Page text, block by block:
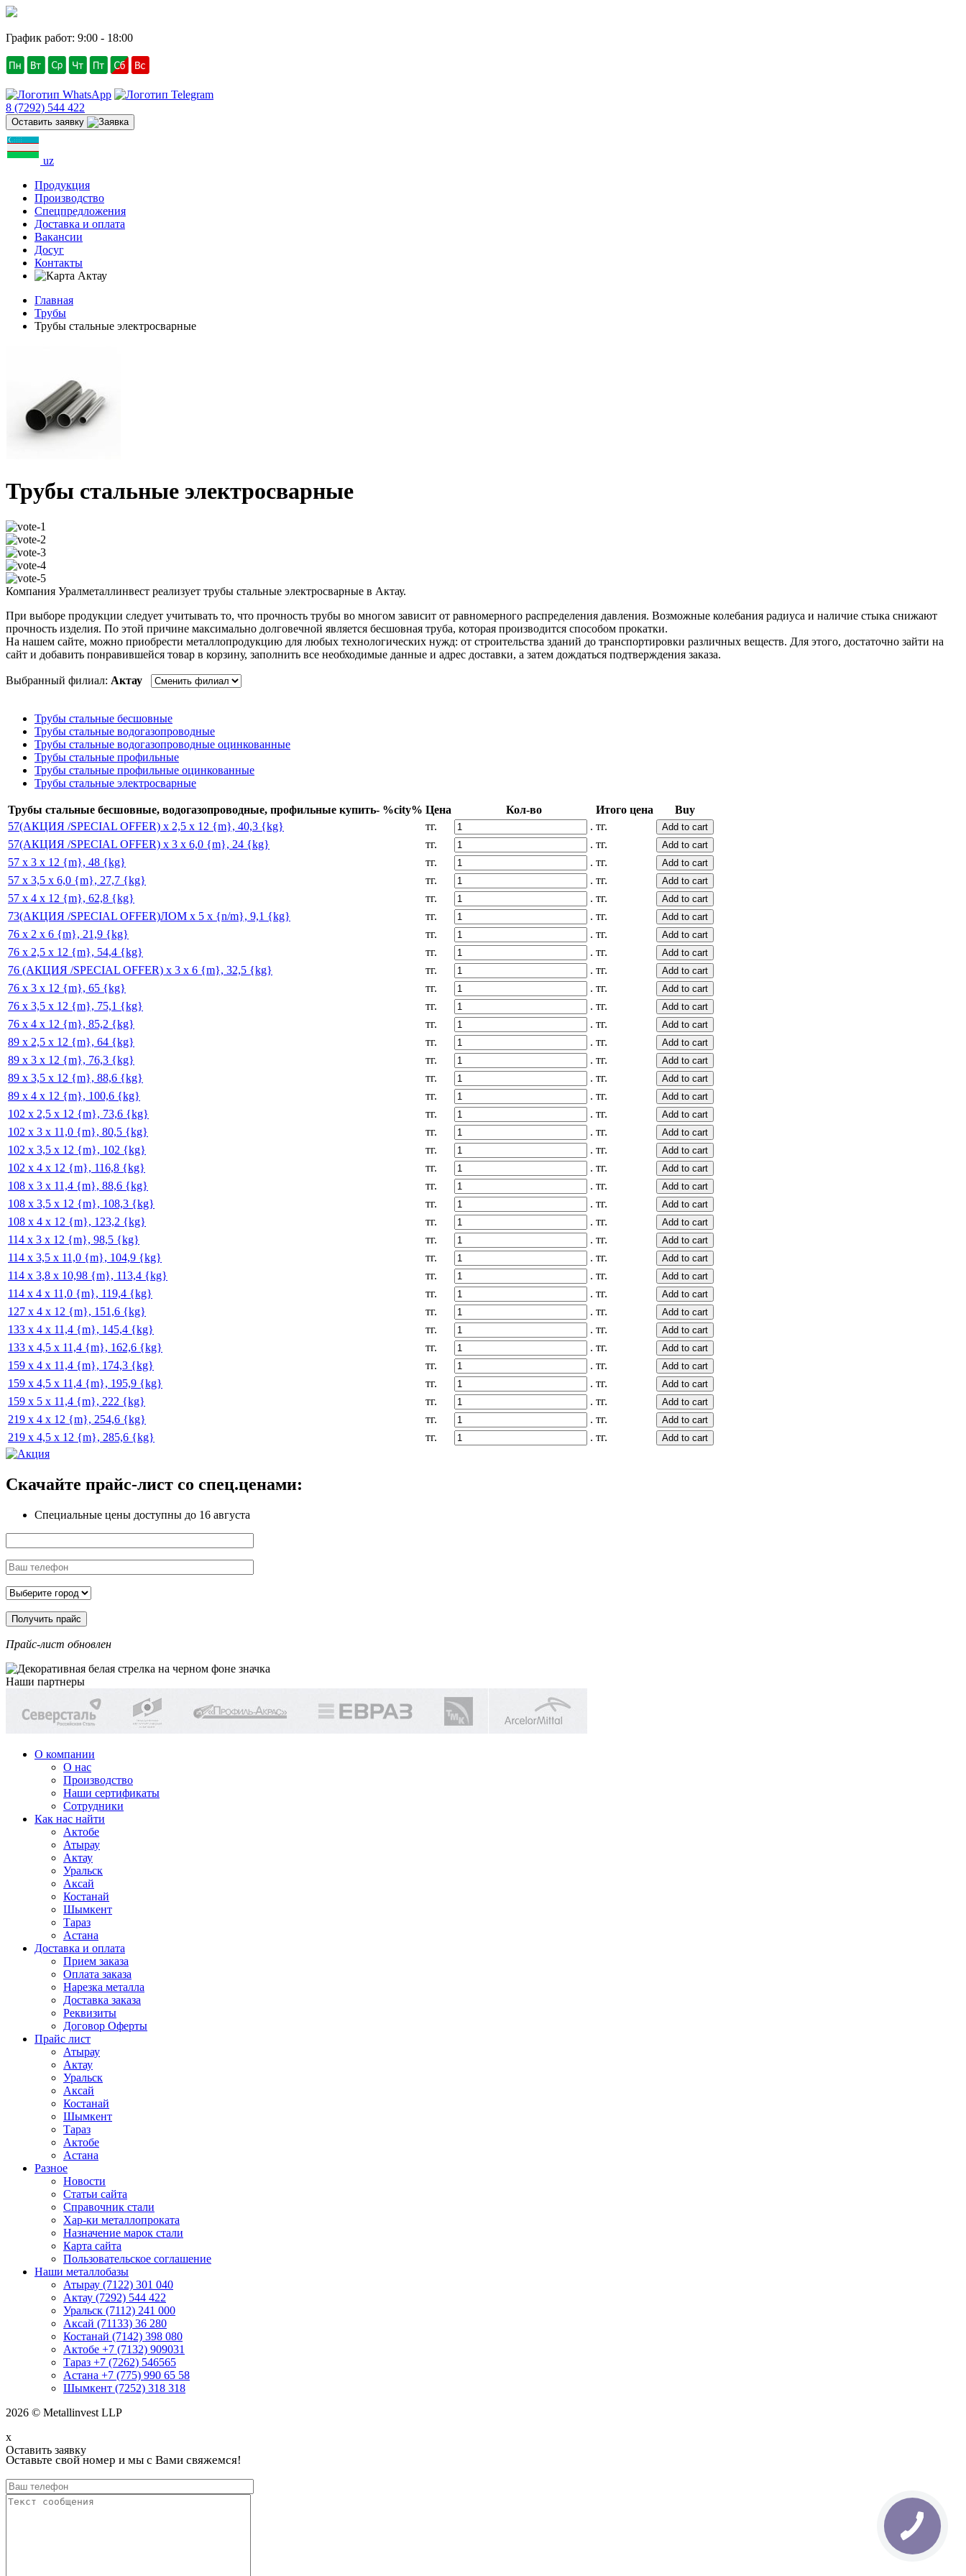
График работ: 9:00 - 18:00
8 (7292) 544 422
Оставить заявку
uz
Продукция
Производство
Спецпредложения
Доставка и оплата
Вакансии
Досуг
Контакты
Актау
Главная
Трубы
Трубы стальные электросварные
Трубы стальные электросварные
Компания Уралметаллинвест реализует трубы стальные электросварные в Актау.
При выборе продукции следует учитывать то, что прочность трубы во многом зависит от равномерного распределения давления. Возможные колебания радиуса и наличие стыка снижают
прочность изделия. По этой причине максимально долговечной является бесшовная труба, которая производится способом прокатки.
На нашем сайте, можно приобрести металлопродукцию для любых технологических нужд: от строительства зданий до транспортировки различных веществ. Для этого, достаточно зайти на
сайт и добавить понравившейся товар в корзину, заполнить все необходимые данные и адрес доставки, а затем дождаться подтверждения заказа.
Выбранный филиал: Актау
Трубы стальные бесшовные
Трубы стальные водогазопроводные
Трубы стальные водогазопроводные оцинкованные
Трубы стальные профильные
Трубы стальные профильные оцинкованные
Трубы стальные электросварные
Трубы стальные бесшовные, водогазопроводные, профильные купить- %city% Цена Кол-во Итого цена
Buy
57(АКЦИЯ /SPECIAL OFFER) x 2,5 x 12 {m}, 40,3 {kg}
тг. . тг. Add to cart
57(АКЦИЯ /SPECIAL OFFER) x 3 x 6,0 {m}, 24 {kg} тг. . тг. Add to cart
57 x 3 x 12 {m}, 48 {kg} тг. . тг. Add to cart
57 x 3,5 x 6,0 {m}, 27,7 {kg} тг. . тг. Add to cart
57 x 4 x 12 {m}, 62,8 {kg} тг. . тг. Add to cart
73(АКЦИЯ /SPECIAL OFFER)ЛОМ x 5 x {n/m}, 9,1 {kg} тг. . тг. Add to cart
76 x 2 x 6 {m}, 21,9 {kg} тг. . тг. Add to cart
76 x 2,5 x 12 {m}, 54,4 {kg} тг. . тг. Add to cart
76 (АКЦИЯ /SPECIAL OFFER) x 3 x 6 {m}, 32,5 {kg} тг. . тг. Add to cart
76 x 3 x 12 {m}, 65 {kg} тг. . тг. Add to cart
76 x 3,5 x 12 {m}, 75,1 {kg} тг. . тг. Add to cart
76 x 4 x 12 {m}, 85,2 {kg} тг. . тг. Add to cart
89 x 2,5 x 12 {m}, 64 {kg} тг. . тг. Add to cart
89 x 3 x 12 {m}, 76,3 {kg} тг. . тг. Add to cart
89 x 3,5 x 12 {m}, 88,6 {kg} тг. . тг. Add to cart
89 x 4 x 12 {m}, 100,6 {kg} тг. . тг. Add to cart
102 x 2,5 x 12 {m}, 73,6 {kg} тг. . тг. Add to cart
102 x 3 x 11,0 {m}, 80,5 {kg} тг. . тг. Add to cart
102 x 3,5 x 12 {m}, 102 {kg} тг. . тг. Add to cart
102 x 4 x 12 {m}, 116,8 {kg} тг. . тг. Add to cart
108 x 3 x 11,4 {m}, 88,6 {kg} тг. . тг. Add to cart
108 x 3,5 x 12 {m}, 108,3 {kg} тг. . тг. Add to cart
108 x 4 x 12 {m}, 123,2 {kg} тг. . тг. Add to cart
114 x 3 x 12 {m}, 98,5 {kg} тг. . тг. Add to cart
114 x 3,5 x 11,0 {m}, 104,9 {kg} тг. . тг. Add to cart
114 x 3,8 x 10,98 {m}, 113,4 {kg} тг. . тг. Add to cart
114 x 4 x 11,0 {m}, 119,4 {kg} тг. . тг. Add to cart
127 x 4 x 12 {m}, 151,6 {kg} тг. . тг. Add to cart
133 x 4 x 11,4 {m}, 145,4 {kg} тг. . тг. Add to cart
133 x 4,5 x 11,4 {m}, 162,6 {kg} тг. . тг. Add to cart
159 x 4 x 11,4 {m}, 174,3 {kg} тг. . тг. Add to cart
159 x 4,5 x 11,4 {m}, 195,9 {kg} тг. . тг. Add to cart
159 x 5 x 11,4 {m}, 222 {kg} тг. . тг. Add to cart
219 x 4 x 12 {m}, 254,6 {kg} тг. . тг. Add to cart
219 x 4,5 x 12 {m}, 285,6 {kg} тг. . тг. Add to cart
Скачайте прайс-лист со спец.ценами:
Специальные цены доступны до 16 августа
Прайс-лист обновлен
Наши партнеры
О компании
О нас
Производство
Наши сертификаты
Сотрудники
Как нас найти
Актобе
Атырау
Актау
Уральск
Аксай
Костанай
Шымкент
Тараз
Астана
Доставка и оплата
Прием заказа
Оплата заказа
Нарезка металла
Доставка заказа
Реквизиты
Договор Оферты
Прайс лист
Атырау
Актау
Уральск
Аксай
Костанай
Шымкент
Тараз
Актобе
Астана
Разное
Новости
Статьи сайта
Справочник стали
Хар-ки металлопроката
Назначение марок стали
Карта сайта
Пользовательское соглашение
Наши металлобазы
Атырау (7122) 301 040
Актау (7292) 544 422
Уральск (7112) 241 000
Аксай (71133) 36 280
Костанай (7142) 398 080
Актобе +7 (7132) 909031
Тараз +7 (7262) 546565
Астана +7 (775) 990 65 58
Шымкент (7252) 318 318
2026 © Metallinvest LLP
x
Оставить заявку
Оставьте свой номер и мы с Вами свяжемся!